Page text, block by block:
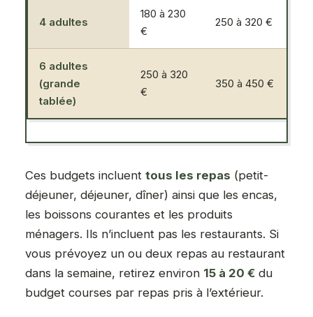
4 adultes
180 à 230
€
250 à 320 €
6 adultes
(grande
tablée)
250 à 320
€
350 à 450 €
Ces budgets incluent tous les repas (petit-
déjeuner, déjeuner, dîner) ainsi que les encas,
les boissons courantes et les produits
ménagers. Ils n’incluent pas les restaurants. Si
vous prévoyez un ou deux repas au restaurant
dans la semaine, retirez environ 15 à 20 € du
budget courses par repas pris à l’extérieur.